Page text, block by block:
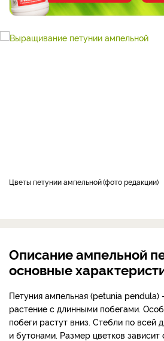
Цветы петунии ампельной фото редакции
Описание ампельной
основные
Петуния ампельная (petunia pendula)
растение с длинными побегами.
побеги растут вниз. Стебли по всей
и бутонами. Размер цветков зависит